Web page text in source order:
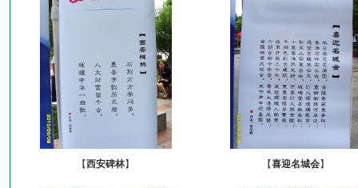
【西安碑林】 【喜迎名城会】